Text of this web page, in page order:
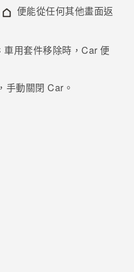
便能從任何其他畫面返
用套件移除時， Car 便
，手動關閉 Car 。